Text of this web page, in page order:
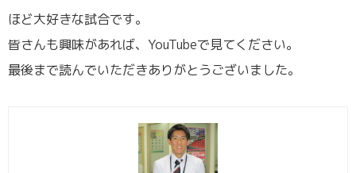
ほど大好きな試合です。
皆さんも興味があれば、YouTubeで見てください。
最後まで読んでいただきありがとうございました。